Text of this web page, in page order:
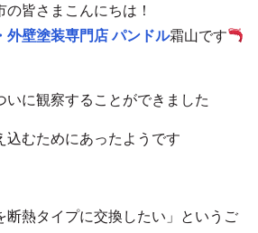
皆さまこんにちは！
外壁塗装専門店 パンドル霜山です
いに観察することができました
込むためにあったようです
断熱タイプに交換したい」というご